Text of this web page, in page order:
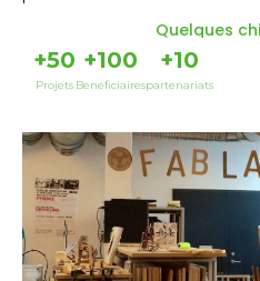
Quelques
Projets
+50
Beneficiaires
+100
partenariats
+10